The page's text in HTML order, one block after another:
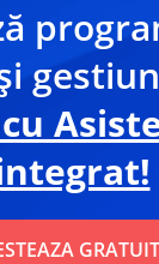
GRATUIT